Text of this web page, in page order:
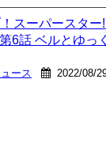
スーパースタ
6話 ベルとゆっ
ース 2022/08/